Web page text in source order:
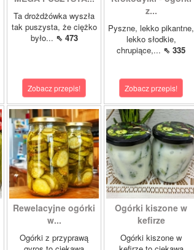
Ta drożdżówka wyszła
tak puszysta, że ciężko
było... ⇖ 473
Zobacz przepis!
z...
Pyszne, lekko pikantne,
lekko słodkie,
chrupiące,... ⇖ 335
Zobacz przepis!
Rewelacyjne ogórki
w...
Ogórki z przyprawą
Ogórki kiszone w
kefirze
Ogórki kiszone w